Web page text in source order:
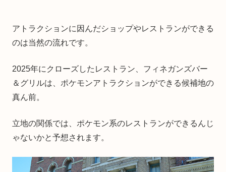
アトラクションに因んだショップやレストランができる
のは当然の流れです。
2025年にクローズしたレストラン、フィネガンズバー
＆グリルは、ポケモンアトラクションができる候補地の
真ん前。
立地の関係では、ポケモン系のレストランができるんじ
ゃないかと予想されます。